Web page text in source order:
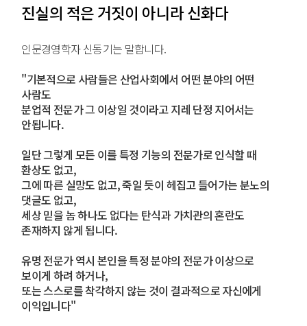
진실의 적은 거짓이 아니라 신화다
인문경영학자 신동기는 말합니다.
"기본적으로 사람들은 산업사회에서 어떤 분야의 어떤
사람도
분업적 전문가 그 이상일 것이라고 지레 단정 지어서는
안됩니다.
일단 그렇게 모든 이를 특정 기능의 전문가로 인식할 때
환상도 없고,
그에 따른 실망도 없고, 죽일 듯이 헤집고 들어가는 분노의
댓글도 없고,
세상 믿을 놈 하나도 없다는 탄식과 가치관의 혼란도
존재하지 않게 됩니다.
유명 전문가 역시 본인을 특정 분야의 전문가 이상으로
보이게 하려 하거나,
또는 스스로를 착각하지 않는 것이 결과적으로 자신에게
이익입니다"